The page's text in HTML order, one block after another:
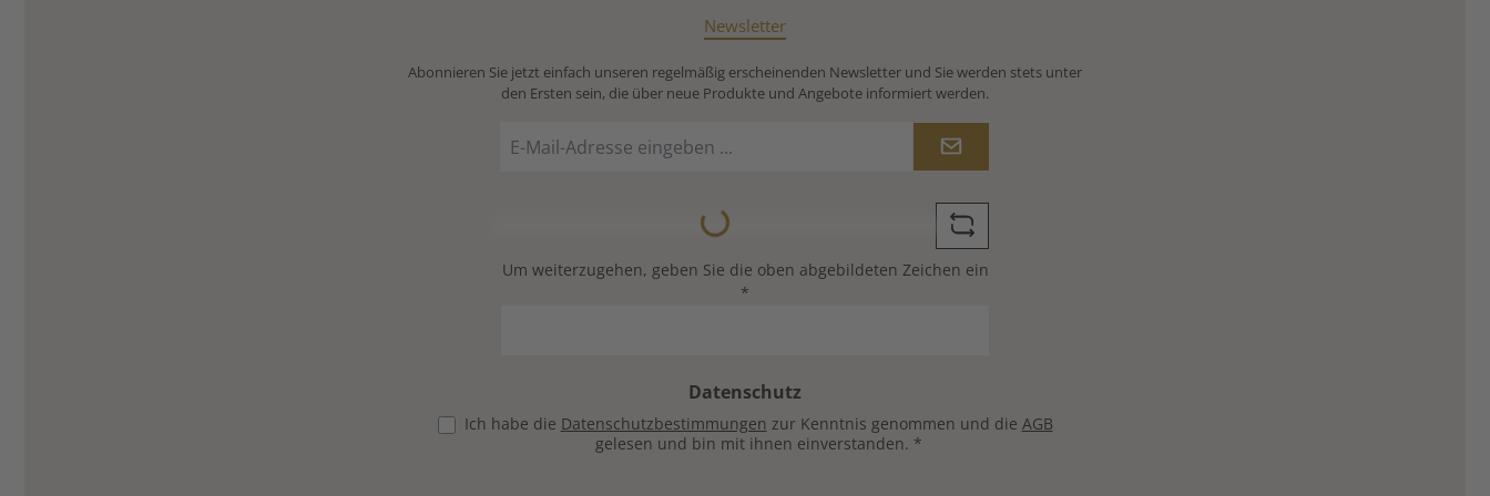
Newsletter
Abonnieren Sie jetzt einfach unseren regelmäßig erscheinenden Newsletter und Sie werden stets unter
den Ersten sein, die über neue Produkte und Angebote informiert werden.
Mail-
Loading...
Um weiterzugehen, geben Sie die oben abgebildeten Zeichen ein
*
Datenschutz
Ich habe die Datenschutzbestimmungen zur Kenntnis genommen und die AGB
gelesen und bin mit ihnen einverstanden. *